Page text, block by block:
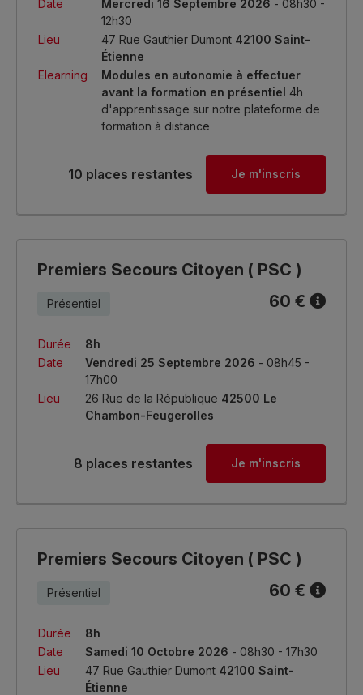
Date Mercredi 16 Septembre 2026 - 08h30 -
12h30
Lieu
47 Rue Gauthier Dumont 42100 Saint-
Étienne
Elearning
Modules en autonomie à effectuer
avant la formation en présentiel 4h
d'apprentissage sur notre plateforme de
formation à distance
10 places restantes Je m'inscris
Premiers Secours Citoyen ( PSC )
Présentiel 60 €
Durée
8h
Date
Vendredi 25 Septembre 2026 - 08h45 -
17h00
Lieu
26 Rue de la République 42500 Le
Chambon-Feugerolles
8 places restantes Je m'inscris
Premiers Secours Citoyen ( PSC )
Présentiel 60 €
Durée
8h
Date
Samedi 10 Octobre 2026 - 08h30 - 17h30
Lieu
47 Rue Gauthier Dumont 42100 Saint-
Étienne